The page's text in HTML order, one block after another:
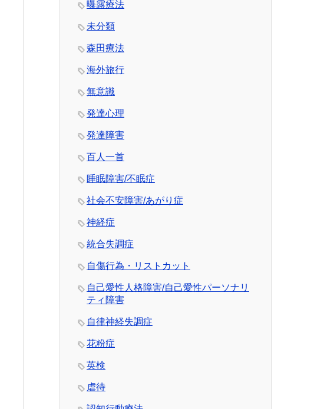
曝露療法
未分類
森田療法
海外旅行
無意識
発達心理
発達障害
百人一首
睡眠障害/不眠症
社会不安障害/あがり症
神経症
統合失調症
自傷行為・リストカット
自己愛性人格障害/自己愛性パーソナリ
ティ障害
自律神経失調症
花粉症
英検
虐待